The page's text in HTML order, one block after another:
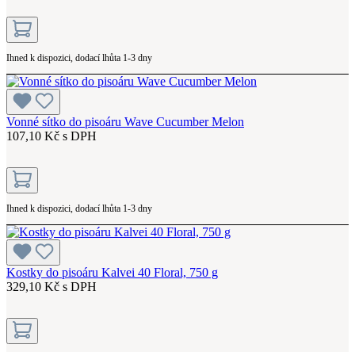
Ihned k dispozici, dodací lhůta 1-3 dny
Vonné sítko do pisoáru Wave Cucumber Melon
107,10 Kč s DPH
Ihned k dispozici, dodací lhůta 1-3 dny
Kostky do pisoáru Kalvei 40 Floral, 750 g
329,10 Kč s DPH